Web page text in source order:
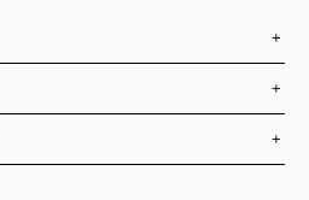
+
+
+